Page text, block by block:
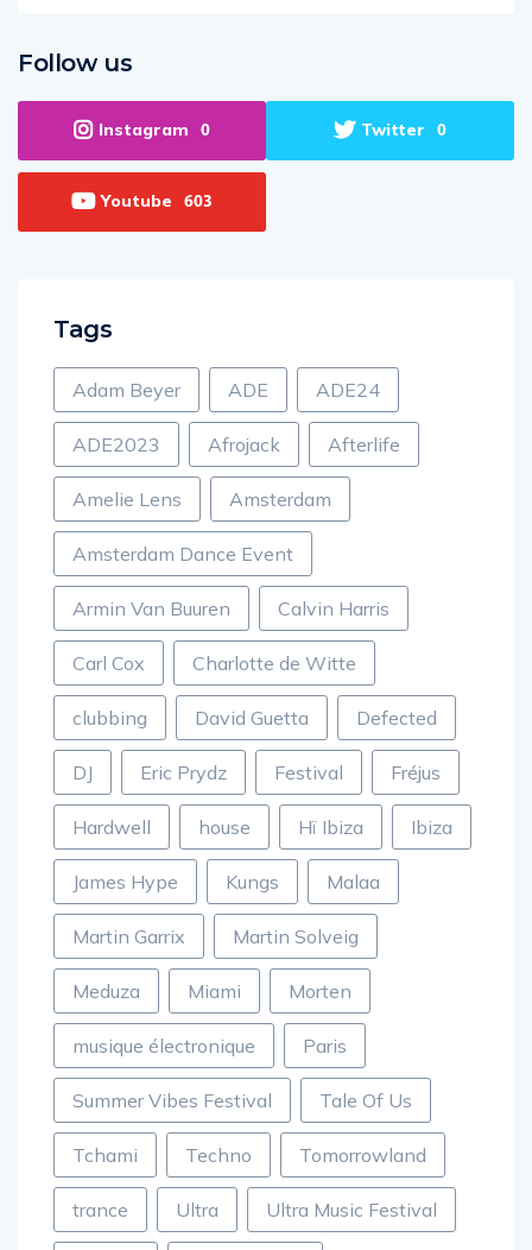
0 0
603
Adam Beyer ADE ADE24
ADE2023 Afrojack Afterlife
Amelie Lens Amsterdam
Amsterdam Dance Event
Armin Van Buuren Calvin Harris
Carl Cox Charlotte de Witte
clubbing David Guetta Defected
DJ Eric Prydz Festival Fréjus
Hardwell house Hï Ibiza Ibiza
James Hype Kungs Malaa
Martin Garrix Martin Solveig
Meduza Miami Morten
musique électronique Paris
Summer Vibes Festival Tale Of Us
Tchami Techno Tomorrowland
trance Ultra Ultra Music Festival